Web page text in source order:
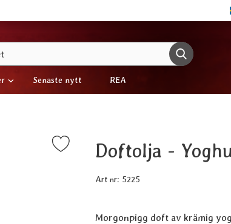
Genomför
Senaste nytt REA
- Yoghurt & Jordgubbe som favorit
Doftolja -
Art nr: 5225
Morgonpigg doft av krämig